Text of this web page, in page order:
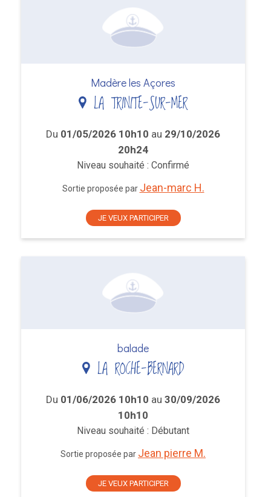
Madère les Açores
LA TRINITE-SUR-MER
Du 01/05/2026 10h10 au 29/10/2026
20h24
Niveau souhaité : Confirmé
Sortie proposée par Jean-marc H.
JE VEUX PARTICIPER
balade
LA ROCHE-BERNARD
Du 01/06/2026 10h10 au 30/09/2026
10h10
Niveau souhaité : Débutant
Sortie proposée par Jean pierre M.
JE VEUX PARTICIPER